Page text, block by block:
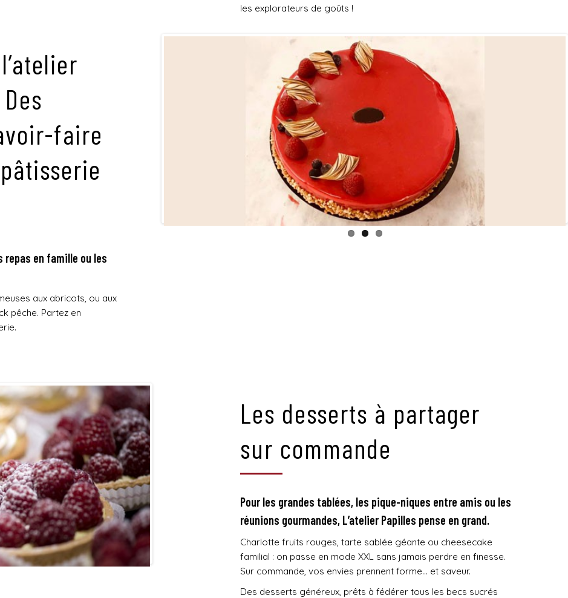
les explorateurs de goûts !
faire
repas en famille ou les
aux abricots, ou aux
pêche. Partez en
Les desserts à partager
sur commande
Pour les grandes tablées, les pique-niques entre amis ou les
réunions gourmandes, L’atelier Papilles pense en grand.
Charlotte fruits rouges, tarte sablée géante ou cheesecake
familial : on passe en mode XXL sans jamais perdre en finesse.
Sur commande, vos envies prennent forme… et saveur.
Des desserts généreux, prêts à fédérer tous les becs sucrés